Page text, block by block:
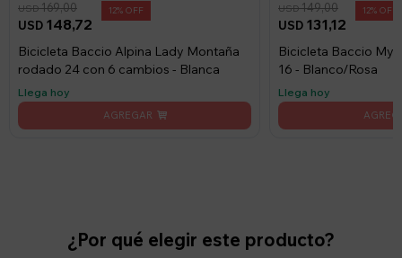
USD 148,72
USD169,00 12
Bicicleta Baccio Alpina Lady Montaña
rodado 24 con 6 cambios - Blanca
Llega hoy
USD 131,12
USD149,00 12
Bicicleta Baccio
16 - Blanco/Rosa
Llega hoy
¿Por qué elegir este producto?